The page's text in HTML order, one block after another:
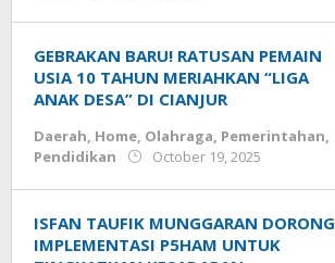
GEBRAKAN BARU! RATUSAN PEMAIN
USIA 10 TAHUN MERIAHKAN “LIGA
ANAK DESA” DI CIANJUR
Daerah, Home, Olahraga, Pemerintahan,
Pendidikan
October 19, 2025
ISFAN TAUFIK MUNGGARAN DORONG
IMPLEMENTASI P5HAM UNTUK